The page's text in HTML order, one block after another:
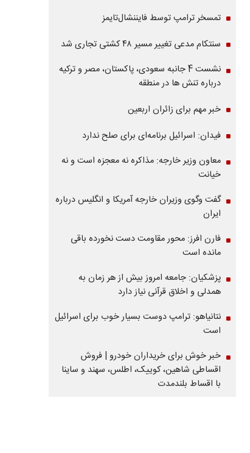
تمسخر ترامپ توسط فایننشال‌تایمز
سنتکام مدعی تغییر مسیر ۴۸ کشتی تجاری شد
نشست 4 جانبه سعودی، پاکستان، مصر و ترکیه
درباره تنش ها در منطقه
خبر مهم برای زائران اربعین
فیدان: اسرائیل برنامه‌ای برای صلح ندارد
معاون وزیر خارجه: مذاکره نه معجزه است و نه
خیانت
گفت وگوی وزیران خارجه آمریکا و انگلیس درباره
ایران
فارن افرز: محور مقاومت دست نخورده باقی
مانده است
پزشکیان: جامعه امروز بیش از هر زمان به
همدلی و اخلاق قرآنی نیاز دارد
نتانیاهو: ترامپ دوست بسیار خوب برای اسرائیل
است
خبر خوش برای خریداران خودرو | فروش
اقساطی شاهین، کوییک، اطلس، سهند و ساینا
با اقساط بلندمدت